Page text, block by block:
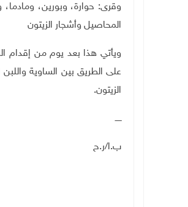
وقرى: حوارة، وبورين،
المحاصيل وأشجار الزيتون
ويأتي هذا بعد يوم من إقدام
على الطريق بين الساوية
الزيتون.
ـــــ
ب.ا/ر.ح